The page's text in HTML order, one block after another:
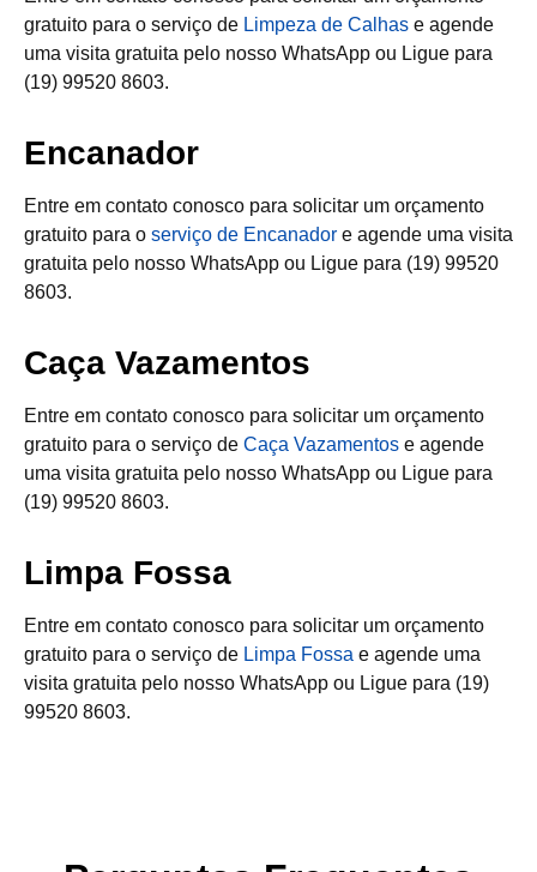
gratuito para o serviço de Limpeza de Calhas e agende
uma visita gratuita pelo nosso WhatsApp ou Ligue para
(19) 99520 8603.
Encanador
Entre em contato conosco para solicitar um orçamento
gratuito para o serviço de Encanador e agende uma visita
gratuita pelo nosso WhatsApp ou Ligue para (19) 99520
8603.
Caça Vazamentos
Entre em contato conosco para solicitar um orçamento
gratuito para o serviço de Caça Vazamentos e agende
uma visita gratuita pelo nosso WhatsApp ou Ligue para
(19) 99520 8603.
Limpa Fossa
Entre em contato conosco para solicitar um orçamento
gratuito para o serviço de Limpa Fossa e agende uma
visita gratuita pelo nosso WhatsApp ou Ligue para (19)
99520 8603.